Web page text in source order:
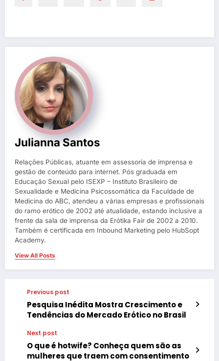
Julianna Santos
Relações Públicas, atuante em assessoria de imprensa e
gestão de conteúdo para internet. Pós graduada em
Educação Sexual pelo ISEXP – Instituto Brasileiro de
Sexualidade e Medicina Psicossomática da Faculdade de
Medicina do ABC, atendeu a várias empresas e profissionais
do ramo erótico de 2002 até atualidade, estando inclusive a
frente da sala de imprensa da Erótika Fair de 2002 a 2010.
Também é certificada em Inbound Marketing pelo HubSopt
Academy.
View All Posts
Previous post
Pesquisa Inédita Mostra Crescimento e
Tendências do Mercado Erótico no Brasil
Next post
O que é hotwife? Conheça quem são as
mulheres que traem com consentimento